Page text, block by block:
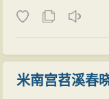
评古今诗，唐以格
也。”二是在复古
“为文必师古，使
乡奔丧。
米南宫苕溪春